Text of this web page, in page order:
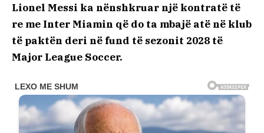
Lionel Messi ka nënshkruar një kontratë të
re me Inter Miamin që do ta mbajë atë në klub
të paktën deri në fund të sezonit 2028 të
Major League Soccer.